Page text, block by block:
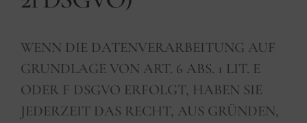
WENN DIE DATENVERARBEITUNG AUF
GRUNDLAGE VON ART. 6 ABS. 1 LIT. E
ODER F DSGVO ERFOLGT, HABEN SIE
JEDERZEIT DAS RECHT, AUS GRÜNDEN,